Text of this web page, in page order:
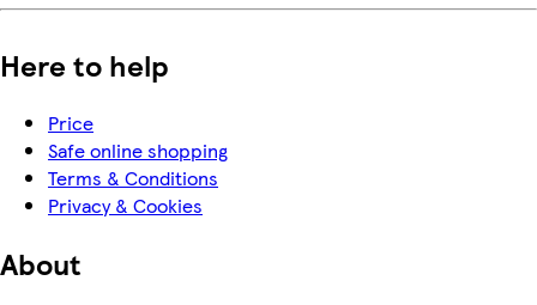
Here to help
Price
Safe online shopping
Terms & Conditions
Privacy & Cookies
About